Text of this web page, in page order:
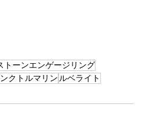
トーンエンゲージリング
クトルマリン ルベライト